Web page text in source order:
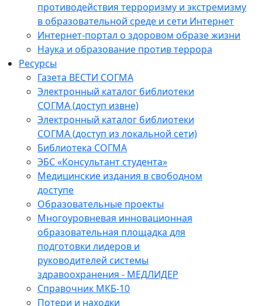
противодействия терроризму и экстремизму
в образовательной среде и сети Интернет
Интернет-портал о здоровом образе жизни
Наука и образование против террора
Ресурсы
Газета ВЕСТИ СОГМА
Электронный каталог библиотеки
СОГМА (доступ извне)
Электронный каталог библиотеки
СОГМА (доступ из локальной сети)
Библиотека СОГМА
ЭБС «Консультант студента»
Медицинские издания в свободном
доступе
Образовательные проекты
Многоуровневая инновационная
образовательная площадка для
подготовки лидеров и
руководителей системы
здравоохранения - МЕДЛИДЕР
Справочник МКБ-10
Потери и находки